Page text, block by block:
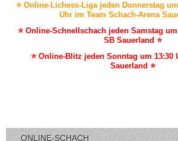
⭐ Online-Lichess-Liga jeden Donnerstag
Uhr im Team Schach-Arena
⭐ Online-Schnellschach jeden Samstag
SB Sauerland ⭐
⭐ Online-Blitz jeden Sonntag um 13:30
Sauerland ⭐
ONLINE-SCHACH